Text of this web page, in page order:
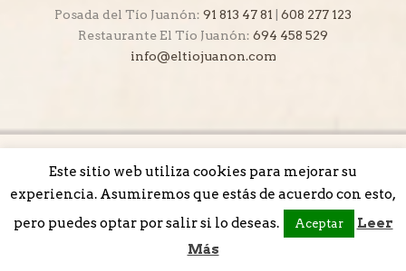
Posada del Tío Juanón: 91 813 47 81
608 277 123
Restaurante El Tío Juanón: 694 458 529
info@eltiojuanon.com
Este sitio web utiliza cookies para mejorar su
experiencia. Asumiremos que estás de acuerdo con esto,
pero puedes optar por salir si lo deseas.
Aceptar
Leer
Más